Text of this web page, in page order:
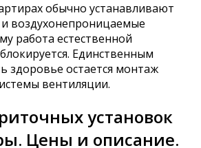
обычно устанавливают
воздухонепроницаемые
работа естественной
Единственным
здоровье остается монтаж
вентиляции.
установок
Цены и описание.